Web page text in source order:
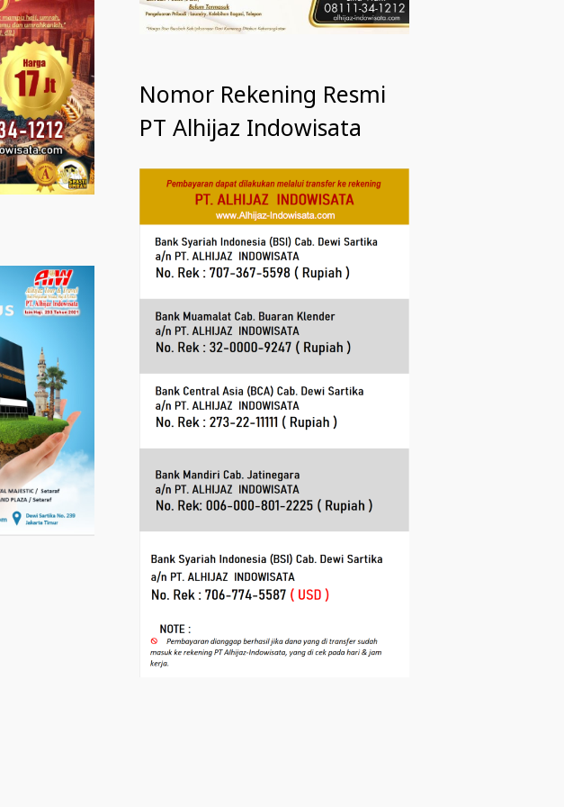
Nomor Rekening Resmi
PT Alhijaz Indowisata